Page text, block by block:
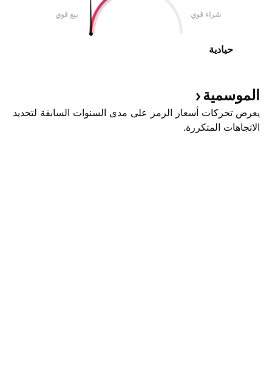
بيع قوي شراء قوي
حيادية
الموسمية
يعرض تحركات أسعار الرمز على مدى السنوات السابقة لتحديد
الاتجاهات المتكررة.